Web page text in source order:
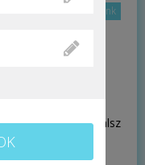
Közvetlen link
Te
oldal, ahol infót
de mégis
szakértő
egészséges
információt itt találsz
értek egyet a